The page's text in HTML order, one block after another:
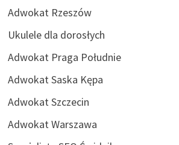
Adwokat Rzeszów
Ukulele dla dorosłych
Adwokat Praga Południe
Adwokat Saska Kępa
Adwokat Szczecin
Adwokat Warszawa